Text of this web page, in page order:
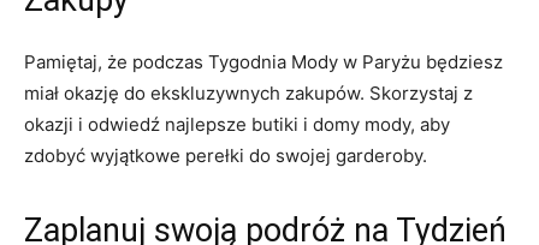
Pamiętaj, że podczas Tygodnia ​Mody ⁢w Paryżu będziesz
miał okazję do ekskluzywnych zakupów. Skorzystaj z
okazji i odwiedź najlepsze butiki i domy mody, aby
zdobyć wyjątkowe perełki do swojej garderoby.
Zaplanuj‍ swoją​ podróż na Tydzień